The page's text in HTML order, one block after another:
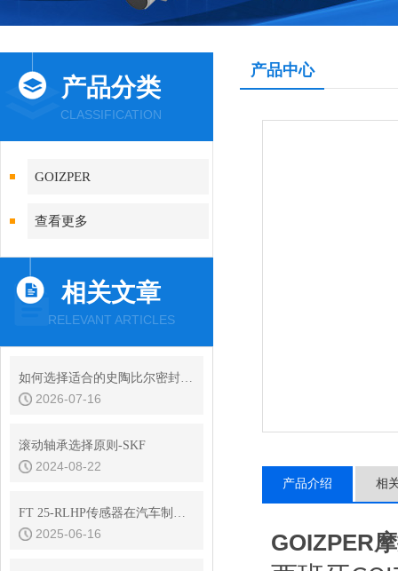
产品分类
CLASSIFICATION
GOIZPER
查看更多
相关文章
RELEVANT ARTICLES
如何选择适合的史陶比尔密封接头型号
2026-07-16
滚动轴承选择原则-SKF
2024-08-22
FT 25-RLHP传感器在汽车制造中的应用
2025-06-16
产品中心
产品介绍 相
GOIZPER